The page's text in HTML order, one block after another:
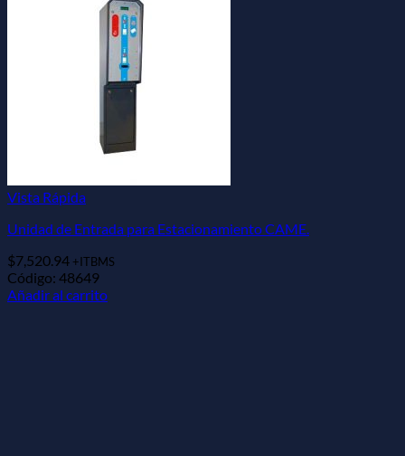
Vista Rápida
Unidad de Entrada para Estacionamiento CAME.
$7,520.94 +ITBMS
Código: 48649
Añadir al carrito